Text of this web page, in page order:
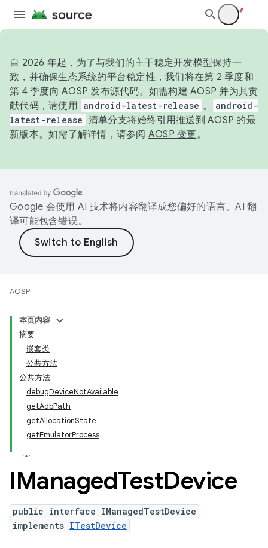
自 2026 年起，为了与我们的主干稳定开发模型保持一
致，并确保生态系统的平台稳定性，我们将在第 2 季度和
第 4 季度向 AOSP 发布源代码。如需构建 AOSP 并为其贡
献代码，请使用 android-latest-release 。
android-
latest-release 清单分支将始终引用推送到 AOSP 的最
新版本。如需了解详情，请参阅 AOSP 变更。
Google 会使用 AI 技术将内容翻译成您偏好的语言。AI 翻
译可能包含错误。
AOSP
本页内容
摘要
嵌套类
公共方法
公共方法
debugDeviceNotAvailable
getAdbPath
getAllocationState
getEmulatorProcess
IManagedTestDevice
public interface IManagedTestDevice
implements ITestDevice